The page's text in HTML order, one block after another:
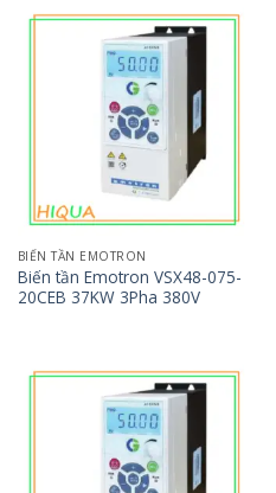
BIẾN TẦN EMOTRON
Biến tần Emotron VSX48-075-
20CEB 37KW 3Pha 380V